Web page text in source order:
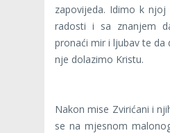
zapovijeda. Idimo k njoj
radosti i sa znanjem
pronaći mir i ljubav te da
nje dolazimo Kristu.
Nakon mise Zvirićani i
se na mjesnom